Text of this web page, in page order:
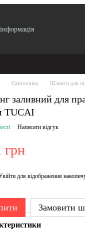
Сантехніка Шланги для
заливний для
TUCAI
Написати відгук
грн
для відображення
Замовити